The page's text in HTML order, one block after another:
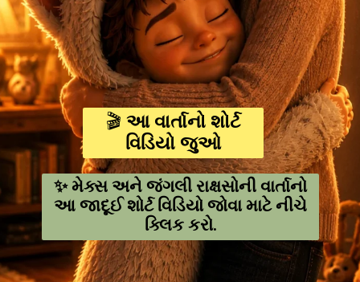
🎬આ વાર્તાનો શોર્ટ
વિડિયો જુઓ
✨ મેક્સ અને જંગલી રાક્ષસોની વાર્તાનો
આ જાદૂઈ શોર્ટ વિડિયો જોવા માટે નીચે
ક્લિક કરો.